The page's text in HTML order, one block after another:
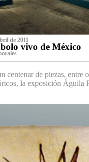
de 2011
vivo de México
centenar de piezas, entre
la exposición Águila